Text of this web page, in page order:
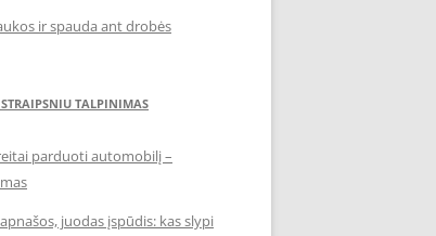
ir spauda ant drobės
STRAIPSNIU TALPINIMAS
parduoti automobilį –
juodas įspūdis: kas slypi